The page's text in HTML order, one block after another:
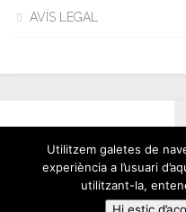
AVÍS LEGAL
Cinto Busquet ©
Powered by
Utilitzem galetes de
experiència a l’usuari
utilitzant-la,